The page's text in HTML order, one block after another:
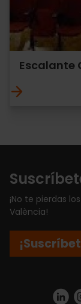
Escalante
¡No te pierdas
València!
https://